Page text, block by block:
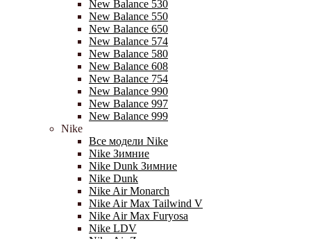
New Balance 530
New Balance 550
New Balance 650
New Balance 574
New Balance 580
New Balance 608
New Balance 754
New Balance 990
New Balance 997
New Balance 999
Nike
Все модели Nike
Nike Зимние
Nike Dunk Зимние
Nike Dunk
Nike Air Monarch
Nike Air Max Tailwind V
Nike Air Max Furyosa
Nike LDV